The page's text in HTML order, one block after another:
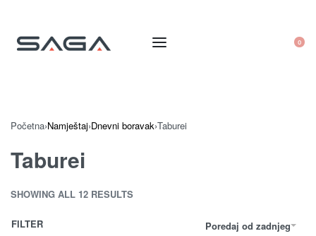
0
Početna›Namještaj›Dnevni boravak›Taburei
Taburei
SHOWING ALL 12 RESULTS
Poredaj od zadnjeg
FILTER